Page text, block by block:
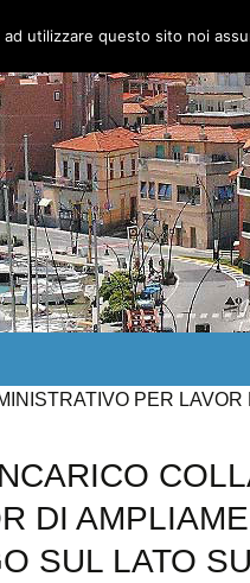
PER
DI
SUL LATO
utilizzare questo sito noi